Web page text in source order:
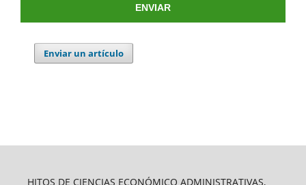
ENVIAR
Enviar un artículo
HITOS DE CIENCIAS ECONÓMICO ADMINISTRATIVAS,